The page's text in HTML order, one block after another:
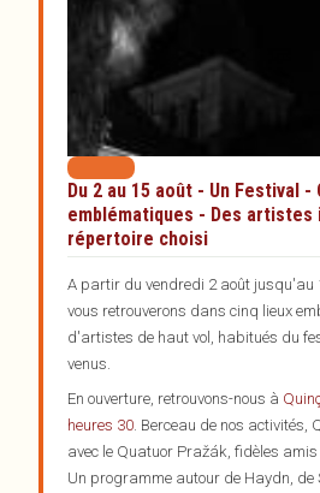
Réservations
Inscription à la newsletter
Du 2 au 15 août - Un Festival -
emblématiques - Des artistes
répertoire choisi
A partir du vendredi 2 août jusqu'au
vous retrouverons dans cinq lieux
d'artistes de haut vol, habitués du
venus.
En ouverture, retrouvons-nous à
heures 30 . Berceau de nos activités,
avec le Quatuor Pražák, fidèles
Un programme autour de Haydn, de